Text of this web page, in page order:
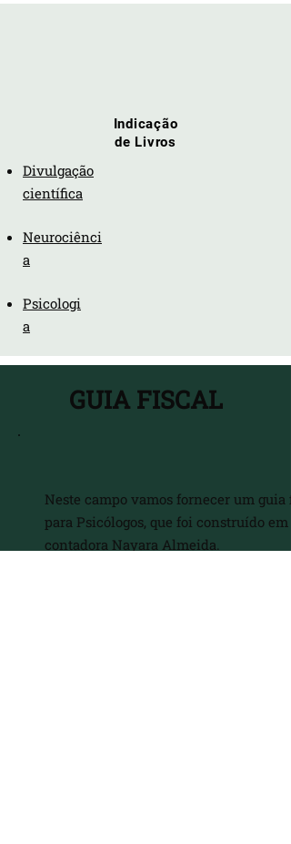
Indicação
de Livros
Divulgação
científica
Neurociênci
a
Psicologi
a
GUIA FISCAL
Neste campo vamos fornecer um guia
para Psicólogos, que foi construído em
contadora Nayara Almeida.